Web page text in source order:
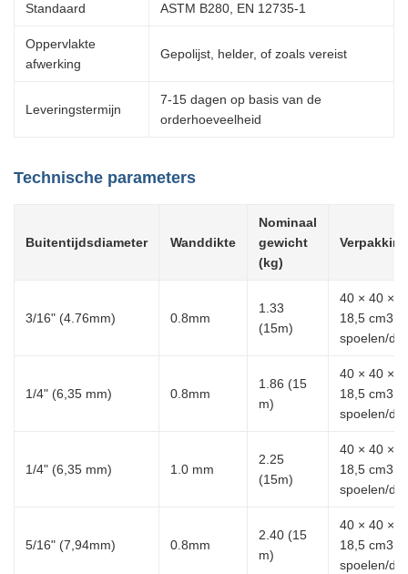
Standaard ASTM B280, EN 12735-1
Oppervlakte
afwerking
Gepolijst, helder, of zoals vereist
Leveringstermijn
7-15 dagen op basis van de
orderhoeveelheid
Technische parameters
Buitentijdsdiameter Wanddikte
Nominaal
gewicht
(kg)
Verpakking
3/16" (4.76mm) 0.8mm
1.33
(15m)
40 × 40 ×
18,5 cm3,
spoelen/
1/4" (6,35 mm) 0.8mm
1.86 (15
m)
40 × 40 ×
18,5 cm3,
spoelen/
1/4" (6,35 mm) 1.0 mm
2.25
(15m)
40 × 40 ×
18,5 cm3,
spoelen/
5/16" (7,94mm) 0.8mm
2.40 (15
m)
40 × 40 ×
18,5 cm3,
spoelen/